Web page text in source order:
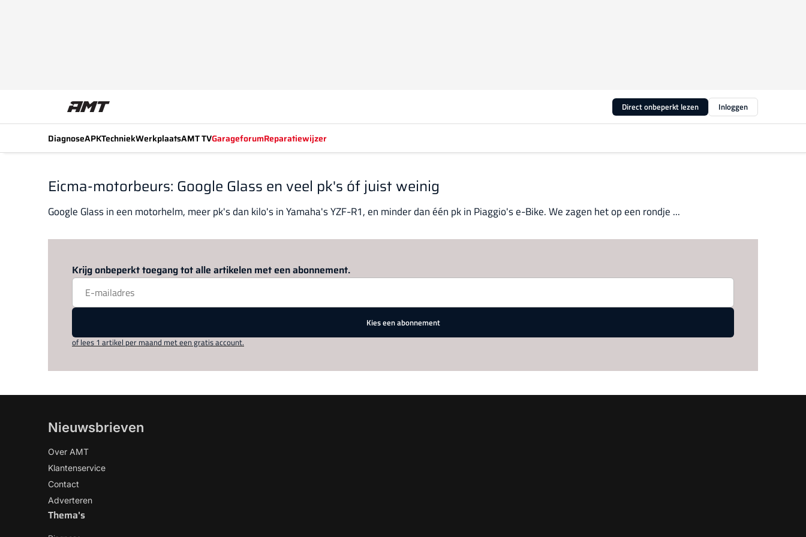
Direct onbeperkt lezen Inloggen
DiagnoseAPKTechniekWerkplaatsAMT TVGarageforumReparatiewijzer
Eicma-motorbeurs: Google Glass en veel pk's óf juist weinig
Google Glass in een motorhelm, meer pk's dan kilo's in Yamaha's YZF-R1, en minder dan één pk in Piaggio's e-Bike. We zagen het op een rondje ...
Krijg onbeperkt toegang tot alle artikelen met een abonnement.
Kies een abonnement
of lees 1 artikel per maand met een gratis account.
Nieuwsbrieven
Over AMT
Klantenservice
Contact
Adverteren
Thema's